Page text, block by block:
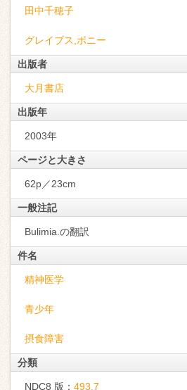
田中千穂子
グレイブス,ボニー
出版者
大月書店
出版年
2003年
ページと大きさ
62p／23cm
一般注記
Bulimia.の翻訳
件名
精神医学
青少年
摂食障害
分類
NDC8 版： 493.7